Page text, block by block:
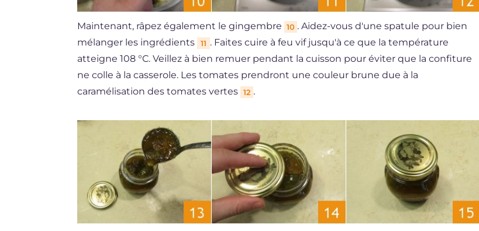
Maintenant, râpez également le gingembre 10 . Aidez-vous d'une spatule pour bien
mélanger les ingrédients
11 . Faites cuire à feu vif jusqu'à ce que la température
atteigne 108 °C. Veillez à bien remuer pendant la cuisson pour éviter que la confiture
ne colle à la casserole. Les tomates prendront une couleur brune due à la
caramélisation des tomates vertes 12 .